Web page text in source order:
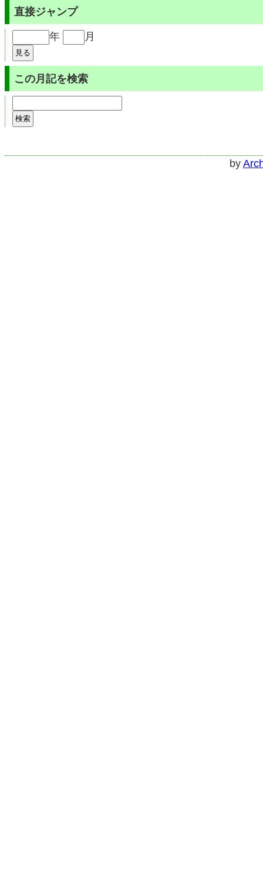
直接ジャンプ
年 月
この月記を検索
by